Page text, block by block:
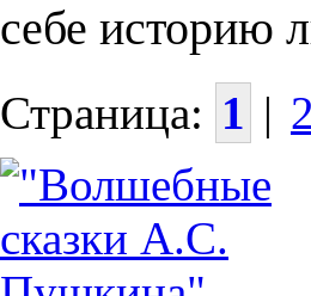
себе историю
Страница: 1 | 2